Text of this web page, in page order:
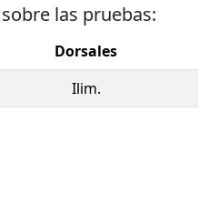
las pruebas:
Dorsales
Ilim.